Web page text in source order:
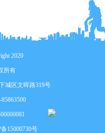
2020
所有
城区文晖路319号
15000730号